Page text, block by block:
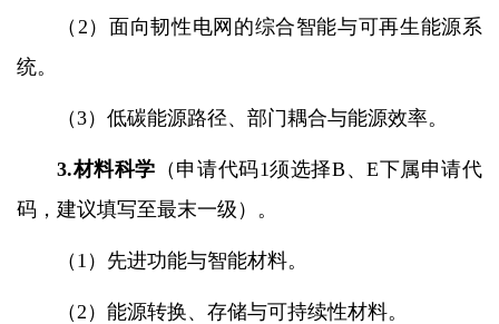
（ 2 ）面向韧性电网的综合智能与可再生能源系
统。
（3）低碳能源路径、部门耦合与能源效率。
3.材料科学 （申请代码1须选择B、E下属申请代
码，建议填写至最末一级）。
（ 1 ）先进功能与智能材料。
（2 ）能源转换、存储与可持续性材料。